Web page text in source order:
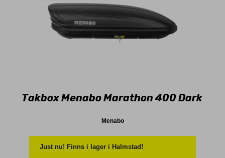
Takbox Menabo Marathon 400 Dark
Menabo
Just nu! Finns i lager i Halmstad!